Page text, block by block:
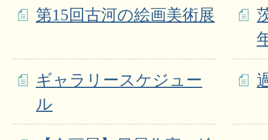
第15回古河の絵画美術展
ギャラリースケジュー
ル